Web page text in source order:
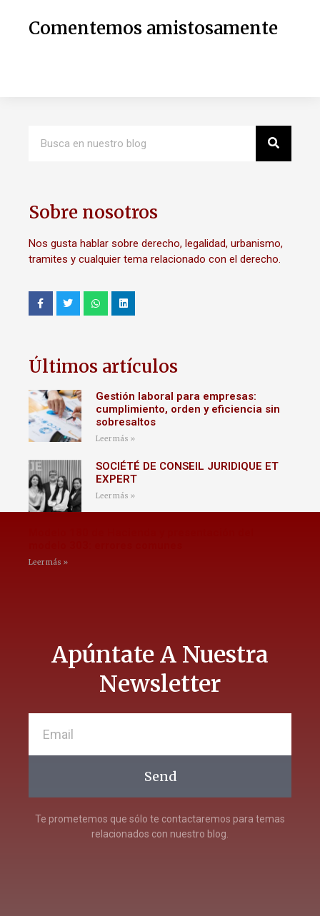
Comentemos amistosamente
Sobre nosotros
Nos gusta hablar sobre derecho, legalidad, urbanismo,
tramites y cualquier tema relacionado con el derecho.
Últimos artículos
Gestión laboral para empresas:
cumplimiento, orden y eficiencia sin
sobresaltos
Leer más »
SOCIÉTÉ DE CONSEIL JURIDIQUE ET
EXPERT
Leer más »
Leer más »
Apúntate A Nuestra
Newsletter
Send
Te prometemos que sólo te contactaremos para temas
relacionados con nuestro blog.